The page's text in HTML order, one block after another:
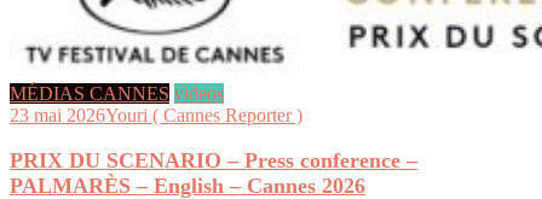
MÉDIAS CANNES videos
23 mai 2026Youri ( Cannes Reporter )
PRIX DU SCENARIO – Press conference –
PALMARÈS – English – Cannes 2026